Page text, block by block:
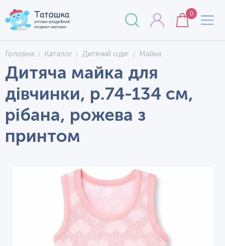
0
Головна Каталог Дитячий одяг Майки
Дитяча майка для
дівчинки, р.74-134 см,
рібана, рожева з
принтом